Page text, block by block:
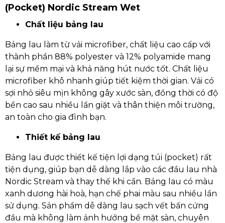
(Pocket) Nordic Stream Wet
Chất liệu bảng lau
Bảng lau làm từ vải microfiber, chất liệu cao cấp với
thành phần 88% polyester và 12% polyamide mang
lại sự mềm mại và khả năng hút nước tốt. Chất liệu
microfiber khô nhanh giúp tiết kiệm thời gian. Vải có
sợi nhỏ siêu mịn không gây xước sàn, đồng thời có độ
bền cao sau nhiều lần giặt và thân thiện môi trường,
an toàn cho gia đình bạn.
Thiết kế bảng lau
Bảng lau được thiết kế tiện lợi dạng túi (pocket) rất
tiện dụng, giúp bạn dễ dàng lắp vào các đầu lau nhà
Nordic Stream và thay thế khi cần. Bảng lau có màu
xanh dương hài hoà, hạn chế phai màu sau nhiều lần
sử dụng. Sản phẩm dễ dàng lau sạch vết bẩn cứng
đầu mà không làm ảnh hưởng bề mặt sàn, chuyên